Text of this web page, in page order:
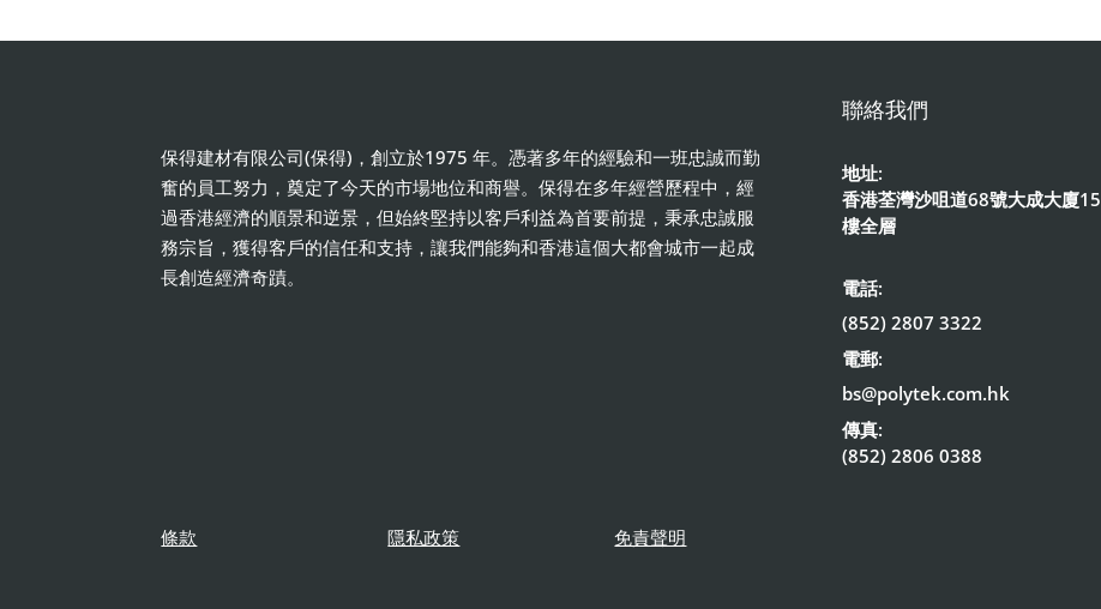
保得建材有限公司(保得)，創立於1975 年。憑著多年的經驗和一班忠誠而勤
奮的員工努力，奠定了今天的市場地位和商譽。保得在多年經營歷程中，經
過香港經濟的順景和逆景，但始終堅持以客戶利益為首要前提，秉承忠誠服
務宗旨，獲得客戶的信任和支持，讓我們能夠和香港這個大都會城市一起成
長創造經濟奇蹟。
聯絡我們
地址:
香港荃灣沙咀道68號大成大廈15
樓全層
電話:
(852) 2807 3322
電郵:
bs@polytek.com.hk
傳真:
(852) 2806 0388
條款 隱私政策 免責聲明